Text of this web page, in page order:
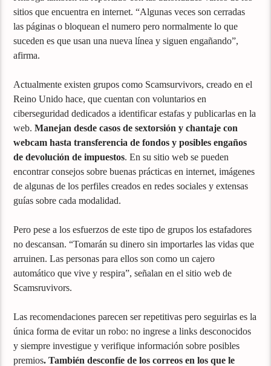
sitios que encuentra en internet. “Algunas veces son cerradas
las páginas o bloquean el numero pero normalmente lo que
suceden es que usan una nueva línea y siguen engañando”,
afirma.
Actualmente existen grupos como Scamsurvivors, creado en el
Reino Unido hace, que cuentan con voluntarios en
ciberseguridad dedicados a identificar estafas y publicarlas en la
web.Manejan desde casos de sextorsión y chantaje con
webcam hasta transferencia de fondos y posibles engaños
de devolución de impuestos. En su sitio web se pueden
encontrar consejos sobre buenas prácticas en internet, imágenes
de algunas de los perfiles creados en redes sociales y extensas
guías sobre cada modalidad.
Pero pese a los esfuerzos de este tipo de grupos los estafadores
no descansan. “Tomarán su dinero sin importarles las vidas que
arruinen. Las personas para ellos son como un cajero
automático que vive y respira”, señalan en el sitio web de
Scamsruvivors.
Las recomendaciones parecen ser repetitivas pero seguirlas es la
única forma de evitar un robo: no ingrese a links desconocidos
y siempre investigue y verifique información sobre posibles
premios. También desconfíe de los correos en los que le